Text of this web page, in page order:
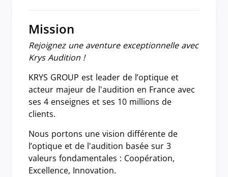
Mission
Rejoignez une aventure exceptionnelle avec
Krys Audition !
KRYS GROUP est leader de l’optique et
acteur majeur de l'audition en France avec
ses 4 enseignes et ses 10 millions de
clients.
Nous portons une vision différente de
l’optique et de l'audition basée sur 3
valeurs fondamentales : Coopération,
Excellence, Innovation.